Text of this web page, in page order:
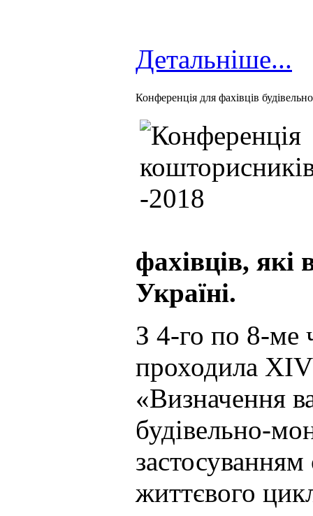
Детальніше...
Конференція для фахівців
фахівців, які
Україні.
З 4-го по 8-ме
проходила
«Визначення
будівельно-
життєвого